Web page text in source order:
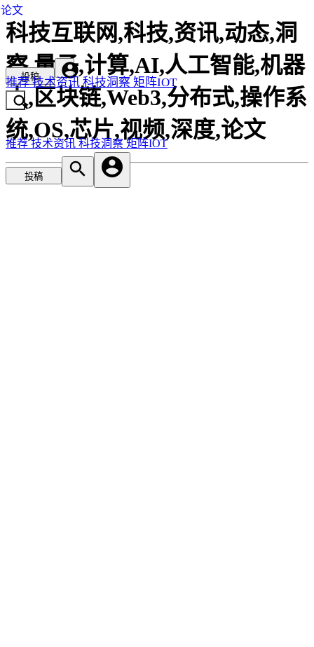
科技互联网,科技,资讯,动态,洞
察,量子,计算,AI,人工智能,机器
人,区块链,Web3,分布式,操作系
统,OS,芯片,视频,深度,论文
投稿
推荐技术资讯科技洞察 矩阵IOT
推荐技术资讯科技洞察矩阵IOT
投稿
论文